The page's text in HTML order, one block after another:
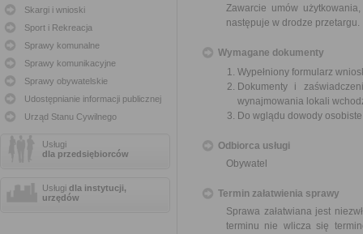
Skargi i wnioski
Sport i Rekreacja
Sprawy komunalne
Sprawy komunikacyjne
Sprawy obywatelskie
Udostępnianie informacji publicznej
Urząd Stanu Cywilnego
Usługi
dla przedsiębiorców
Usługi dla instytucji,
urzędów
Zawarcie umów
następuje w drodze przetargu.
Wymagane dokumenty
Wypełniony formularz
Dokumenty i
wynajmowania lokali
Do wglądu dowody
Odbiorca usługi
Obywatel
Termin załatwienia sprawy
Sprawa załatwiana jest
terminu nie wlicza się